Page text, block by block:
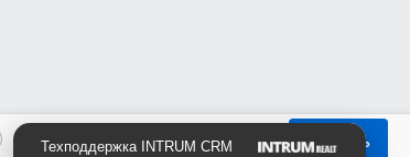
Принять
Техподдержка INTRUM CRM